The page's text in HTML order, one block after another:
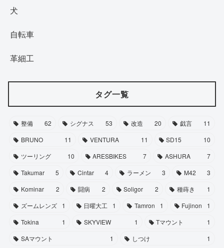
犬
自転車
革細工
タグ一覧
整備 62 シグナス 53 改造 20 戯言
11
BRUNO
11 VENTURA 11 SD15
10
ツーリング
10 ARESBIKES 7 ASHURA
7
Takumar
5 Cintar 4 ラーメン 3 M42
3
Kominar
2 闘病 2 Soligor 2 種蒔き
1
ズームレンズ
1 日曜大工 1 Tamron 1 Fujinon
1
Tokina
1 SKYVIEW 1 Tマウント
1
SAマウント
1 しつけ 1